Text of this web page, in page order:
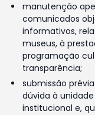
manutenção
comunicados
informativos,
museus, à
programação
transparência;
submissão
dúvida à
institucional e,